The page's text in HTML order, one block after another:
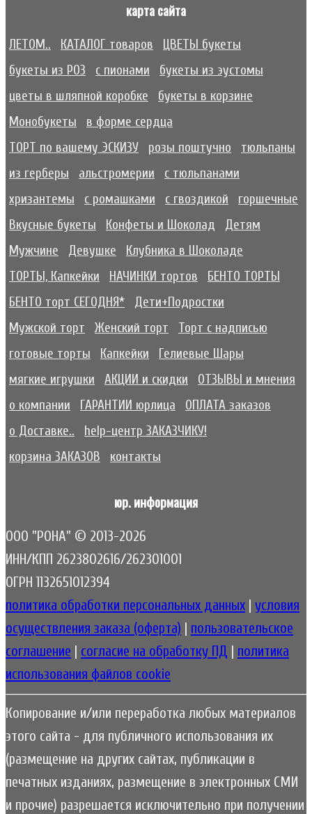
карта сайта
ЛЕТОМ.. КАТАЛОГ товаров
ЦВЕТЫ букеты
букеты из РОЗ
с пионами
букеты из эустомы
цветы в шляпной коробке
букеты в корзине
Монобукеты
в форме сердца
ТОРТ по вашему ЭСКИЗУ
розы поштучно
тюльпаны
из герберы
альстромерии
с тюльпанами
хризантемы
с ромашками с гвоздикой
горшечные
Вкусные букеты
Конфеты и Шоколад
Детям
Мужчине
Девушке
Клубника в Шоколаде
ТОРТЫ, Капкейки
НАЧИНКИ тортов
БЕНТО ТОРТЫ
БЕНТО торт СЕГОДНЯ*
Дети+Подростки
Мужской торт
Женский торт
Торт с надписью
готовые торты
Капкейки
Гелиевые Шары
мягкие игрушки
АКЦИИ и скидки
ОТЗЫВЫ и мнения
о компании
ГАРАНТИИ юрлица
ОПЛАТА заказов
о Доставке..
help-центр ЗАКАЗЧИКУ!
корзина ЗАКАЗОВ
контакты
юр. информация
ООО "РОНА" © 2013-2026
ИНН/КПП 2623802616/262301001
ОГРН 1132651012394
политика обработки персональных данных | условия
осуществления заказа (оферта) | пользовательское
соглашение | согласие на обработку ПД | политика
использования файлов cookie
Копирование и/или переработка любых материалов
этого сайта - для публичного использования их
(размещение на других сайтах, публикации в
печатных изданиях, размещение в электронных СМИ
и прочие) разрешается исключительно при получении